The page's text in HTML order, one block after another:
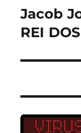
Próximo
post:
Jacob
REI